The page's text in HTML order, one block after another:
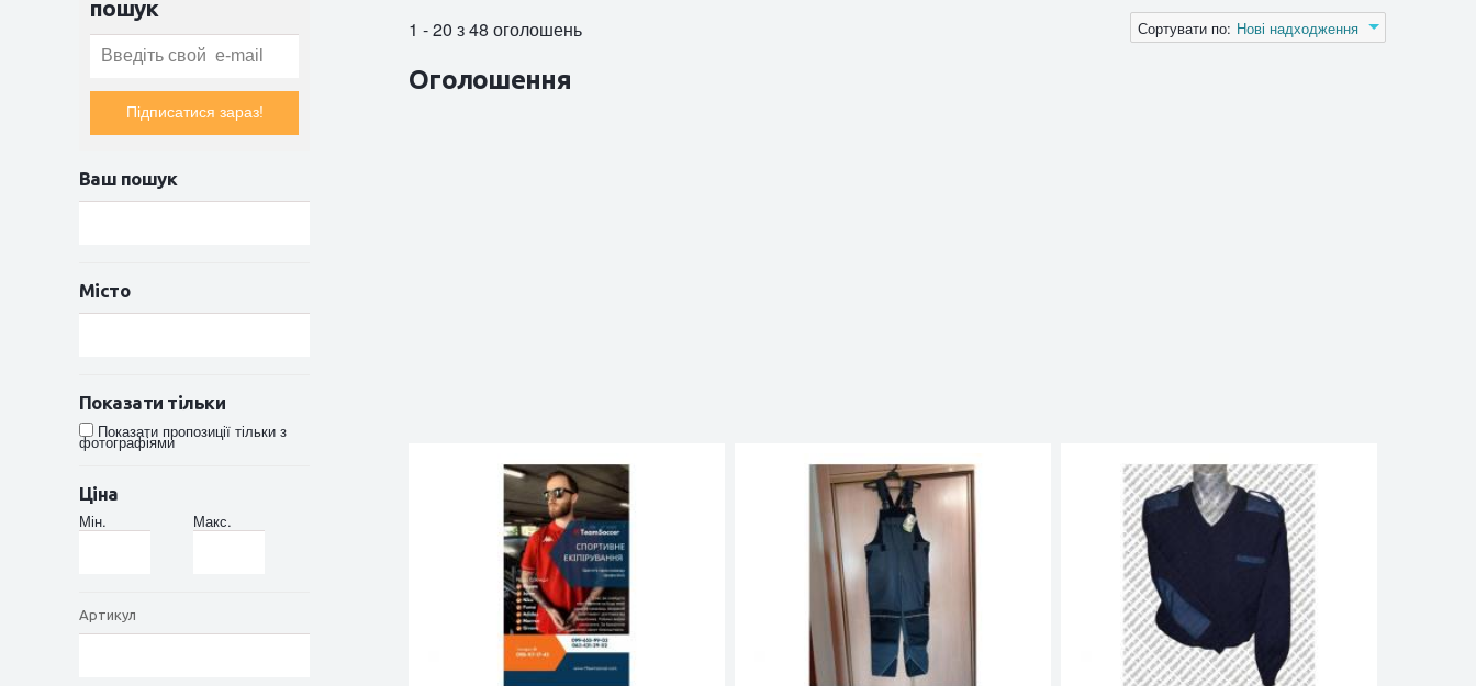
пошук
Підписатися зараз!
Ваш пошук
Місто
Показати тільки
Показати пропозиції тільки з
фотографіями
Ціна
Мін.
Макс.
Артикул
1 - 20 з 48 оголошень Сортувати по: Нові надходження
Оголошення